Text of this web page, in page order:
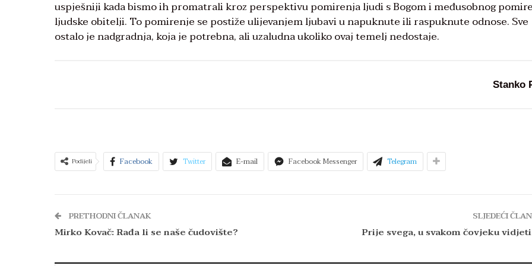
uspješniji kada bismo ih promatrali kroz perspektivu pomirenja ljudi s Bogom i međusobnog
ljudske obitelji. To pomirenje se postiže ulijevanjem ljubavi u napuknute ili raspuknute odnose. Sve
ostalo je nadgradnja, koja je potrebna, ali uzaludna ukoliko ovaj temelj nedostaje.
Stanko
Podijeli Facebook Twitter E-mail Facebook Messenger Telegram
PRETHODNI ČLANAK
Mirko Kovač: Rađa li se naše čudovište?
SLJEDEĆI
Prije svega, u svakom čovjeku